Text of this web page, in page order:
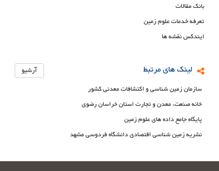
بانک مقالات
تعرفه خدمات علوم زمین
ایندکس نقشه ها
لینک های مرتبط آرشیو
سازمان زمین شناسی و اکتشافات معدنی کشور
خانه صنعت، معدن و تجارت استان خراسان رضوی
پایگاه جامع داده های علوم زمین
نشریه زمین شناسی اقتصادی دانشگاه فردوسی مشهد